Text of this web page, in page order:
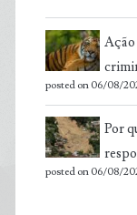
Ação
posted on 06/08/
Por
posted on 06/08/